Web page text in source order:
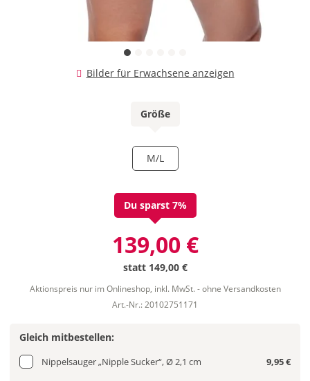
Bilder für Erwachsene anzeigen
Größe
M/L
Du sparst 7%
139,00 €
statt 149,00 €
Aktionspreis nur im Onlineshop, inkl. MwSt. - ohne Versandkosten
Art.-Nr.: 20102751171
Gleich mitbestellen:
Nippelsauger „Nipple Sucker“, Ø 2,1 cm 9,95 €